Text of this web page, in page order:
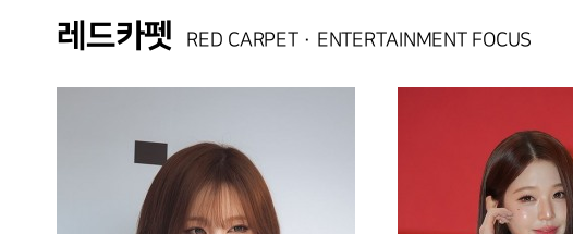
레드카펫 RED CARPET · ENTERTAINMENT FOCUS